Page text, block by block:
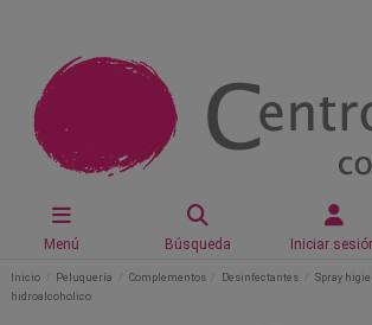
Menú Búsqueda Iniciar
Inicio Peluquería Complementos Desinfectantes
Spray
hidroalcoholico